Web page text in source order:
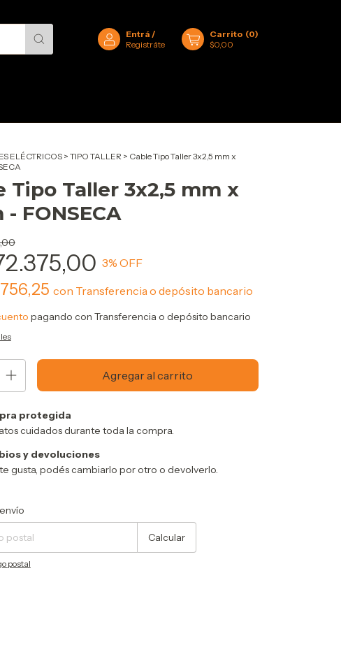
Entrá /
Registráte
Carrito (0)
$0,00
ELÉCTRICOS > TIPO TALLER > Cable Tipo Taller 3x2,5 mm x
Tipo Taller 3x2,5 mm x
- FONSECA
3% OFF
con Transferencia o depósito bancario
pagando con Transferencia o depósito bancario
protegida
cuidados durante toda la compra.
y devoluciones
gusta, podés cambiarlo por otro o devolverlo.
CP:
Calcular
postal